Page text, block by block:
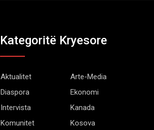
Kategoritë Kryesore
Aktualitet
Arte-Media
Diaspora
Ekonomi
Intervista
Kanada
Komunitet
Kosova